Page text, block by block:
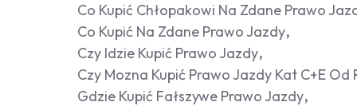
Co Kupić Chłopakowi Na Zdane Prawo
Co Kupić Na Zdane Prawo Jazdy
Czy Idzie Kupić Prawo Jazdy
Czy Mozna Kupić Prawo Jazdy Kat C+e Od
Gdzie Kupić Fałszywe Prawo Jazdy